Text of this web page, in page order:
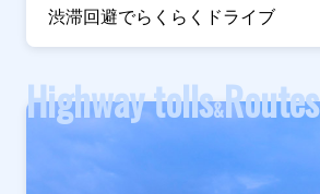
渋滞回避でらくらくドライブ
Highway tolls&Routes